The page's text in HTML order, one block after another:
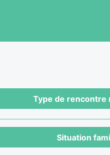
Type de rencontre
Situation